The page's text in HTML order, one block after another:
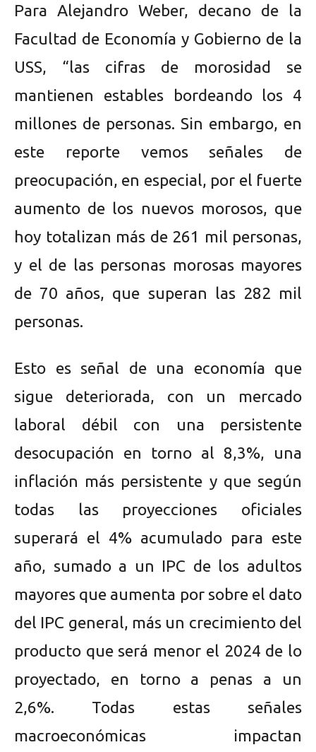
Para Alejandro Weber, decano de la
Facultad de Economía y Gobierno de la
USS, “las cifras de morosidad se
mantienen estables bordeando los 4
millones de personas. Sin embargo, en
este reporte vemos señales de
preocupación, en especial, por el fuerte
aumento de los nuevos morosos, que
hoy totalizan más de 261 mil personas,
y el de las personas morosas mayores
de 70 años, que superan las 282 mil
personas.
Esto es señal de una economía que
sigue deteriorada, con un mercado
laboral débil con una persistente
desocupación en torno al 8,3%, una
inflación más persistente y que según
todas las proyecciones oficiales
superará el 4% acumulado para este
año, sumado a un IPC de los adultos
mayores que aumenta por sobre el dato
del IPC general, más un crecimiento del
producto que será menor el 2024 de lo
proyectado, en torno a penas a un
2,6%. Todas estas señales
macroeconómicas impactan